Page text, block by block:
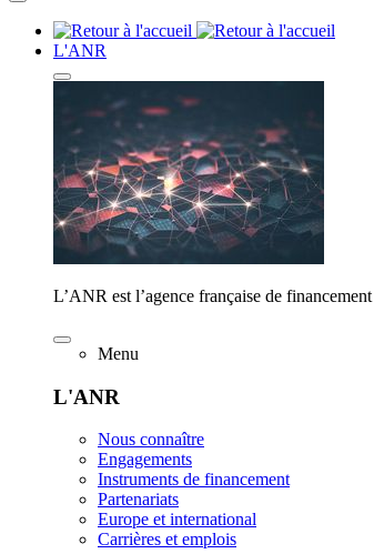
L'ANR
L’ANR est l’agence française de
Menu
L'ANR
Nous connaître
Engagements
Instruments de financement
Partenariats
Europe et international
Carrières et emplois